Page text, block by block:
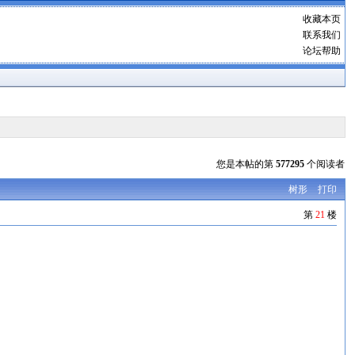
收藏本页
联系我们
论坛帮助
您是本帖的第 577295个阅读者
树形 打印
第 21楼